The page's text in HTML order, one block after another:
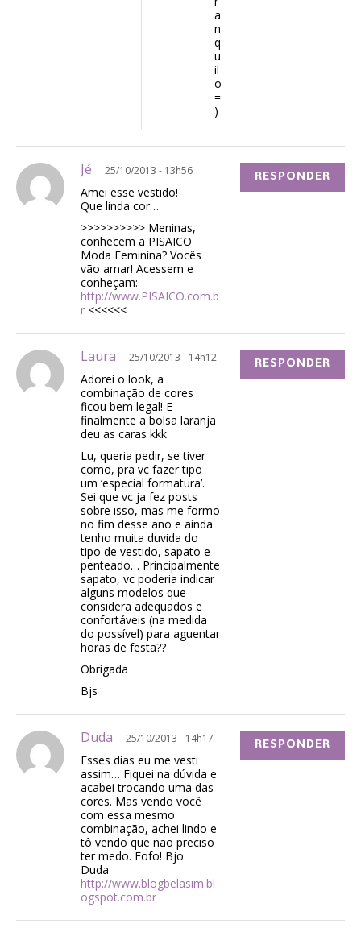
a
n
q
u
il
o
=
)
Jé 25/10/2013 - 13h56
Amei esse vestido!
Que linda cor…
>>>>>>>>>> Meninas,
conhecem a PISAICO
Moda Feminina? Vocês
vão amar! Acessem e
conheçam:
http://www.PISAICO.com.b
r <<<<<<
RESPONDER
Laura 25/10/2013 - 14h12
Adorei o look, a
combinação de cores
ficou bem legal! E
finalmente a bolsa laranja
deu as caras kkk
Lu, queria pedir, se tiver
como, pra vc fazer tipo
um ‘especial formatura’.
Sei que vc ja fez posts
sobre isso, mas me formo
no fim desse ano e ainda
tenho muita duvida do
tipo de vestido, sapato e
penteado… Principalmente
sapato, vc poderia indicar
alguns modelos que
considera adequados e
confortáveis (na medida
do possível) para aguentar
horas de festa??
Obrigada
Bjs
RESPONDER
Duda 25/10/2013 - 14h17
Esses dias eu me vesti
assim… Fiquei na dúvida e
acabei trocando uma das
cores. Mas vendo você
com essa mesmo
combinação, achei lindo e
tô vendo que não preciso
ter medo. Fofo! Bjo
Duda
http://www.blogbelasim.bl
ogspot.com.br
RESPONDER